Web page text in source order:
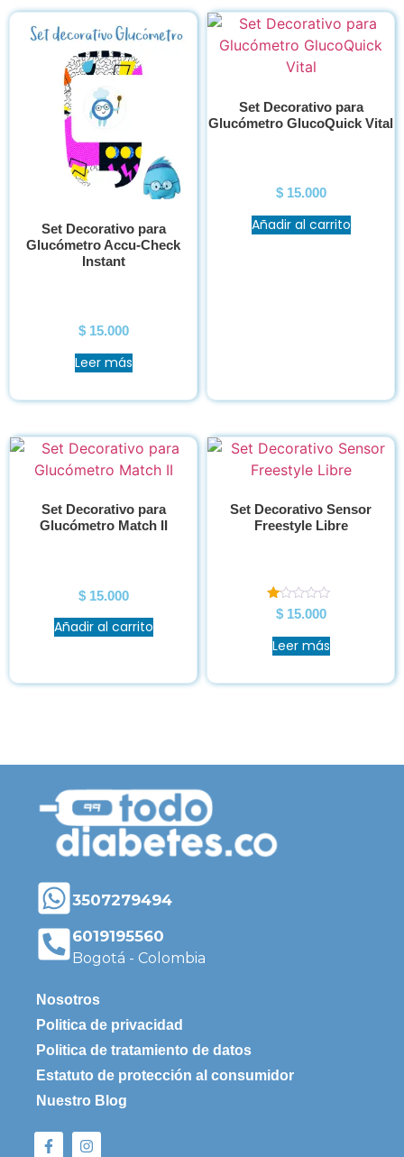
Set Decorativo para
Glucómetro Accu-Check
Instant
$15.000
Leer más
Set Decorativo para
Glucómetro GlucoQuick Vital
$15.000
Añadir al carrito
Set Decorativo para
Glucómetro Match II
$15.000
Añadir al carrito
Set Decorativo Sensor
Freestyle Libre
Valorado
en
de
5
$15.000
Leer más
3507279494
6019195560
Bogotá - Colombia
Nosotros
Politica de privacidad
Politica de tratamiento de datos
Estatuto de protección al consumidor
Nuestro Blog